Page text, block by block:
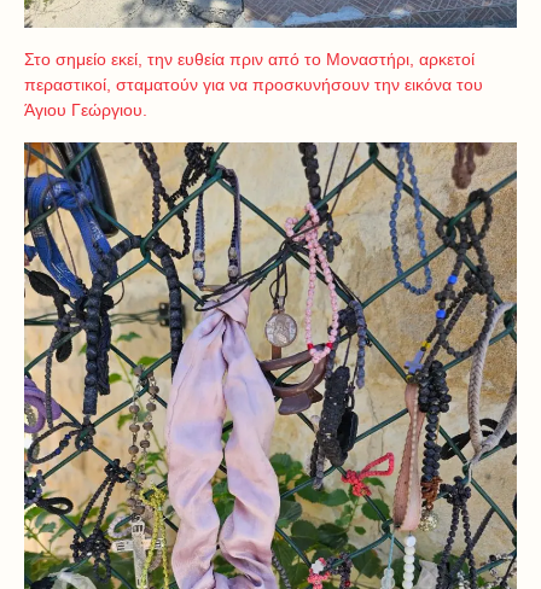
Στο σημείο εκεί, την ευθεία πριν από το Μοναστήρι, αρκετοί
περαστικοί, σταματούν για να προσκυνήσουν την εικόνα του
Άγιου Γεώργιου.